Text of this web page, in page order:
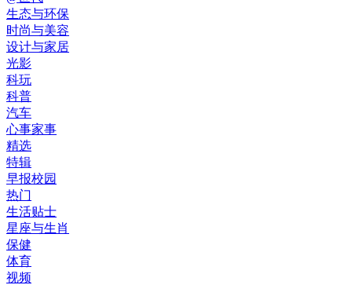
生态与环保
时尚与美容
设计与家居
光影
科玩
科普
汽车
心事家事
精选
特辑
早报校园
热门
生活贴士
星座与生肖
保健
体育
视频